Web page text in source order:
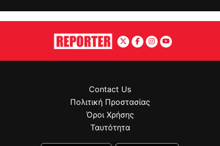
Contact Us
Πολιτική Προστασίας
Όροι Χρήσης
Ταυτότητα